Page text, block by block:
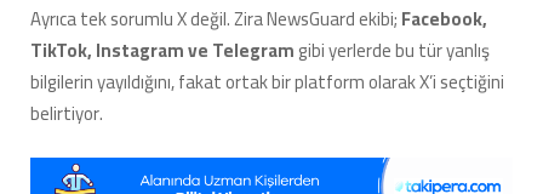
Ayrıca tek sorumlu X değil. Zira NewsGuard ekibi;Facebook,
TikTok, Instagram ve Telegramgibi yerlerde bu tür yanlış
bilgilerin yayıldığını, fakat ortak bir platform olarak X’i seçtiğini
belirtiyor.